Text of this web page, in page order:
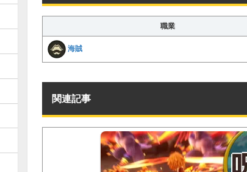
職業
海賊
関連記事